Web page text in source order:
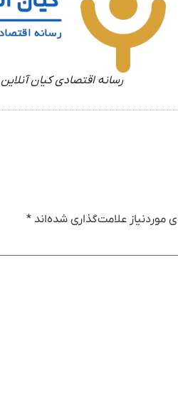
رسانه اقتصادی کیان آنلاین
علامت‌گذاری شده‌اند *